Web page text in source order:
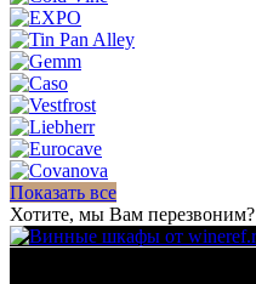
Показать все
Хотите, мы Вам перезвоним?